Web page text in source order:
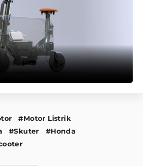
#Motor Listrik
#Skuter
#Honda